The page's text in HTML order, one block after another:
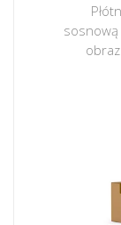
sosnową